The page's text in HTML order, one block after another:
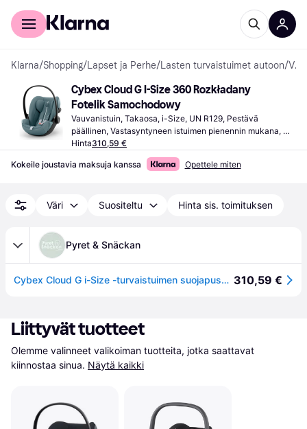
Kuluttajille
Klarna/Shopping/Lapset ja Perhe/Lasten turvaistuimet autoon/ Vauvanistuimet
Cybex Cloud G I-Size 360 Rozkładany
Fotelik Samochodowy
Vauvanistuin, Takaosa, i-Size, UN R129, Pestävä
päällinen, Vastasyntyneen istuimen pienennin mukana,
Sivutörmäyssuojaus (ASIP), Kantokahva
Hinta310,59 €
Kokeile joustavia maksuja kanssa Opettele miten
Väri Suositeltu Hinta sis. toimituksen
Pyret & Snäckan
Cybex Cloud G i-Size -turvaistuimen suojapussi, Stormy Blue 310,59 €
Liittyvät tuotteet
Olemme valinneet valikoiman tuotteita, jotka saattavat
kiinnostaa sinua. Näytä kaikki